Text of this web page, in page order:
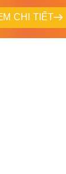
CHI TIẾT